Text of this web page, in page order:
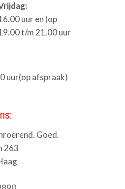
uur en (op
t/m 21.00 uur
uur(op afspraak)
Goed.
263